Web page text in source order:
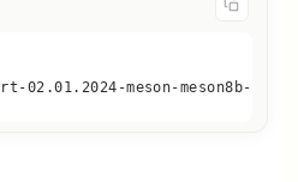
02.01.2024-meson-meson8b-